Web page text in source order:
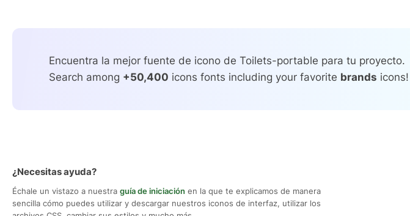
Encuentra la mejor fuente de icono de Toilets-portable para tu proyecto.
Search among +50,400 icons fonts including your favorite brands icons!
¿Necesitas ayuda?
Échale un vistazo a nuestra guía de iniciación en la que te explicamos de manera
sencilla cómo puedes utilizar y descargar nuestros iconos de interfaz, utilizar los